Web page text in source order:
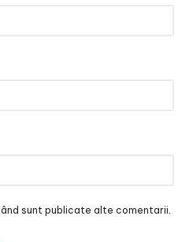
sunt publicate alte comentarii.